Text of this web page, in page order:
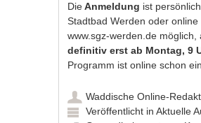
DieAnmeldung ist
Stadtbad Werden oder online
www.sgz-werden.de möglich,
definitiv erst ab Montag, 9
Programm ist online schon
Waddische Online-
Veröffentlicht inAktuelle